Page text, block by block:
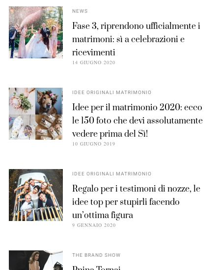
NEWS
Fase 3, riprendono ufficialmente i
matrimoni: sì a celebrazioni e
ricevimenti
14 GIUGNO 2020
IDEE ORIGINALI MATRIMONIO
Idee per il matrimonio 2020: ecco
le 150 foto che devi assolutamente
vedere prima del Sì!
10 GIUGNO 2019
IDEE ORIGINALI MATRIMONIO
Regalo per i testimoni di nozze, le
idee top per stupirli facendo
un’ottima figura
9 GENNAIO 2020
THE BRAND SHOW